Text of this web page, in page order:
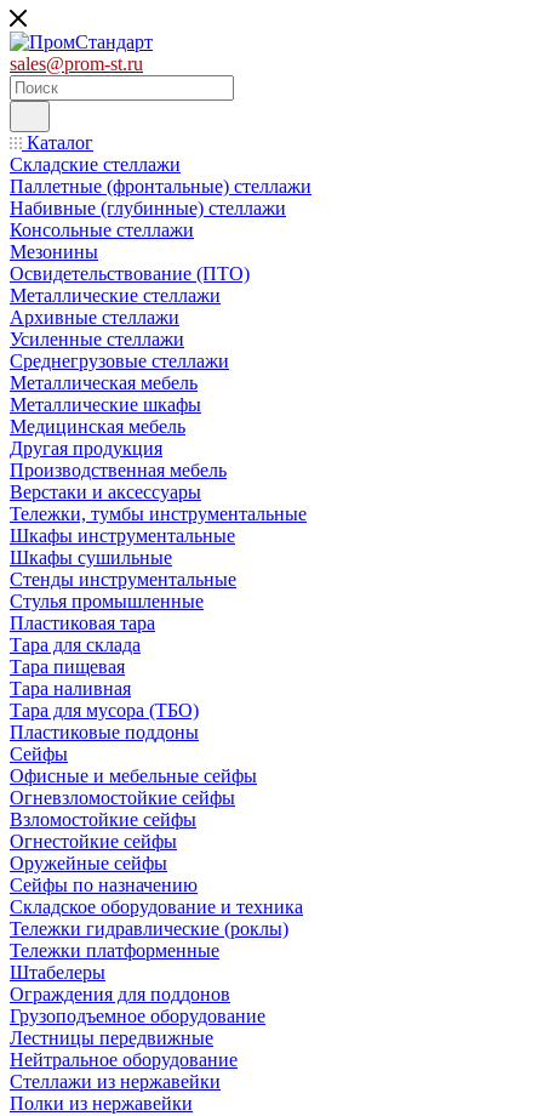
sales@prom-st.ru
Каталог
Складские стеллажи
Паллетные (фронтальные) стеллажи
Набивные (глубинные) стеллажи
Консольные стеллажи
Мезонины
Освидетельствование (ПТО)
Металлические стеллажи
Архивные стеллажи
Усиленные стеллажи
Среднегрузовые стеллажи
Металлическая мебель
Металлические шкафы
Медицинская мебель
Другая продукция
Производственная мебель
Верстаки и аксессуары
Тележки, тумбы инструментальные
Шкафы инструментальные
Шкафы сушильные
Стенды инструментальные
Cтулья промышленные
Пластиковая тара
Тара для склада
Тара пищевая
Тара наливная
Тара для мусора (ТБО)
Пластиковые поддоны
Сейфы
Офисные и мебельные сейфы
Огневзломостойкие сейфы
Взломостойкие сейфы
Огнестойкие сейфы
Оружейные сейфы
Сейфы по назначению
Складское оборудование и техника
Тележки гидравлические (роклы)
Тележки платформенные
Штабелеры
Ограждения для поддонов
Грузоподъемное оборудование
Лестницы передвижные
Нейтральное оборудование
Стеллажи из нержавейки
Полки из нержавейки